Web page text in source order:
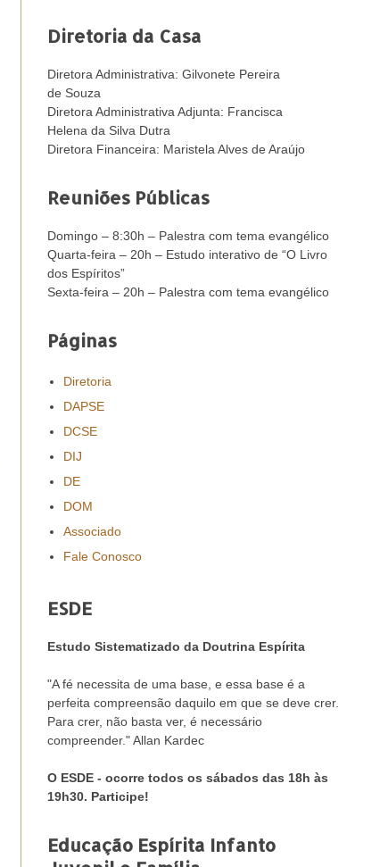
Diretoria da Casa
Diretora Administrativa: Gilvonete Pereira
de Souza
Diretora Administrativa Adjunta: Francisca
Helena da Silva Dutra
Diretora Financeira: Maristela Alves de Araújo
Reuniões Públicas
Domingo – 8:30h – Palestra com tema evangélico
Quarta-feira – 20h – Estudo interativo de “O Livro
dos Espíritos”
Sexta-feira – 20h – Palestra com tema evangélico
Páginas
Diretoria
DAPSE
DCSE
DIJ
DE
DOM
Associado
Fale Conosco
ESDE
Estudo Sistematizado da Doutrina Espírita
"A fé necessita de uma base, e essa base é a
perfeita compreensão daquilo em que se deve crer.
Para crer, não basta ver, é necessário
compreender." Allan Kardec
O ESDE - ocorre todos os sábados das 18h às
19h30. Participe!
Educação Espírita Infanto